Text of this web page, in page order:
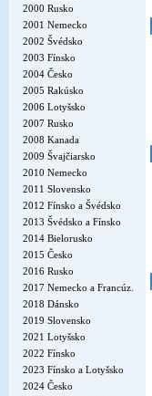
2000 Rusko
2001 Nemecko
2002 Švédsko
2003 Fínsko
2004 Česko
2005 Rakúsko
2006 Lotyšsko
2007 Rusko
2008 Kanada
2009 Švajčiarsko
2010 Nemecko
2011 Slovensko
2012 Fínsko a Švédsko
2013 Švédsko a Fínsko
2014 Bielorusko
2015 Česko
2016 Rusko
2017 Nemecko a Francúz.
2018 Dánsko
2019 Slovensko
2021 Lotyšsko
2022 Fínsko
2023 Fínsko a Lotyšsko
2024 Česko